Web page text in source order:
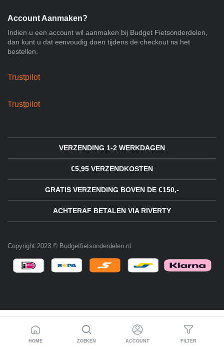
Account Aanmaken?
Indien u een account wil aanmaken bij Budget Fietsonderdelen,
dan kunt u dat eenvoudig doen tijdens de checkout na het
bestellen.
Trustpilot
Trustpilot
VERZENDING 1-2 WERKDAGEN
€5,95 VERZENDKOSTEN
GRATIS VERZENDING BOVEN DE €150,-
ACHTERAF BETALEN VIA RIVERTY
Copyright 2023 © Budgetfietsonderdelen.nl
HOME ZOEKEN ACCOUNT FILTER